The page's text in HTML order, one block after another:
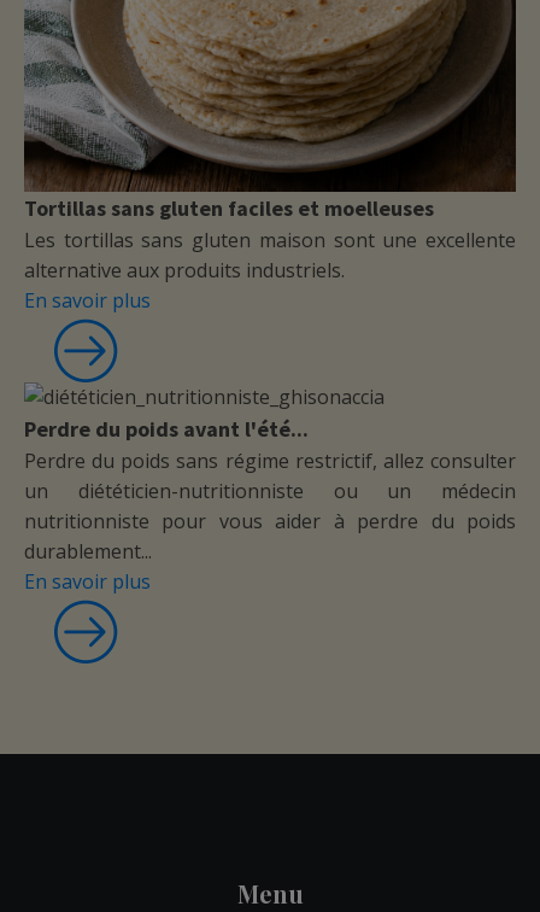
Tortillas sans gluten faciles et moelleuses
Les tortillas sans gluten maison sont une excellente
alternative aux produits industriels.
En savoir plus
Perdre du poids avant l'été...
Perdre du poids sans régime restrictif, allez consulter
un diététicien-nutritionniste ou un médecin
nutritionniste pour vous aider à perdre du poids
durablement...
En savoir plus
Menu